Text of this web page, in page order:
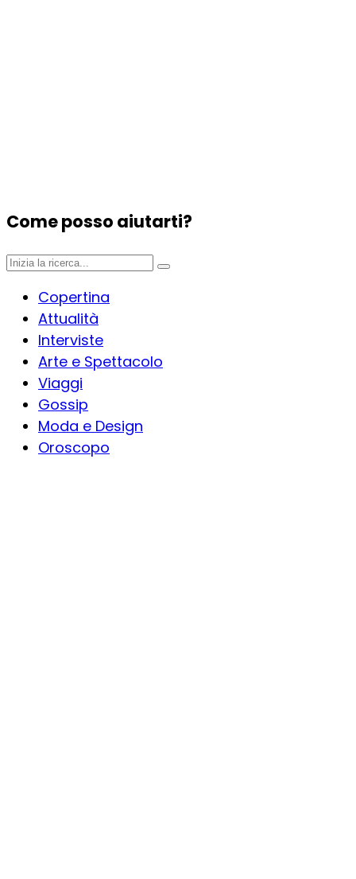
Come posso aiutarti?
Copertina
Attualità
Interviste
Arte e Spettacolo
Viaggi
Gossip
Moda e Design
Oroscopo